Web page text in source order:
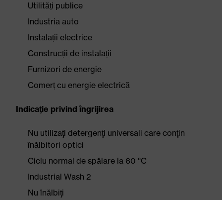
Utilități publice
Industria auto
Instalații electrice
Construcții de instalații
Furnizori de energie
Comerț cu energie electrică
Indicaţie privind îngrijirea
Nu utilizaţi detergenţi universali care conţin
înălbitori optici
Ciclu normal de spălare la 60 °C
Industrial Wash 2
Nu înălbiţi